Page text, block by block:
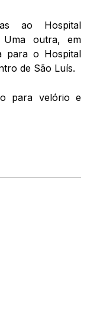
ao Hospital
outra, em
para o Hospital
de São Luís.
para velório e